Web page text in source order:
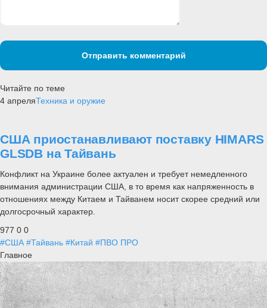
Отправить комментарий
Читайте по теме
4 апреляТехника и оружие
США приостанавливают поставку HIMARS
GLSDB на Тайвань
Конфликт на Украине более актуален и требует немедленного
внимания администрации США, в то время как напряженность в
отношениях между Китаем и Тайванем носит скорее средний или
долгосрочный характер.
977 0 0
#США #Тайвань #Китай #ПВО ПРО
Главное